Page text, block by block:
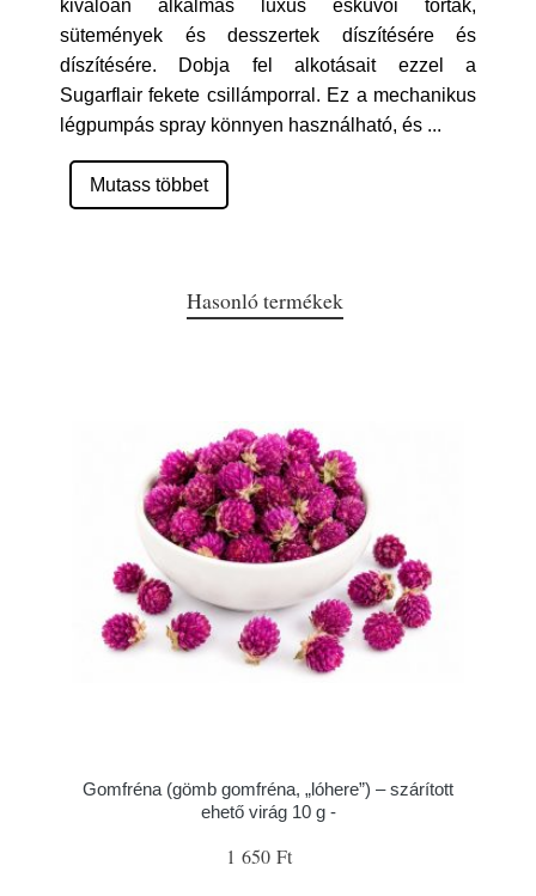
kiválóan alkalmas luxus esküvői torták,
sütemények és desszertek díszítésére és
díszítésére. Dobja fel alkotásait ezzel a
Sugarflair fekete csillámporral. Ez a mechanikus
légpumpás spray könnyen használható, és ...
Mutass többet
Hasonló termékek
Gomfréna (gömb gomfréna, „lóhere”) – szárított
ehető virág 10 g -
1 650 Ft